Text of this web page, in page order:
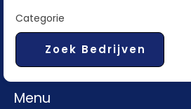
Categorie
Zoek Bedrijven
Menu